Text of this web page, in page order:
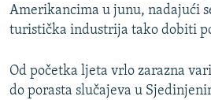
Amerikancima u junu, nadajući
turistička industrija tako dobiti
Od početka ljeta vrlo zarazna
do porasta slučajeva u